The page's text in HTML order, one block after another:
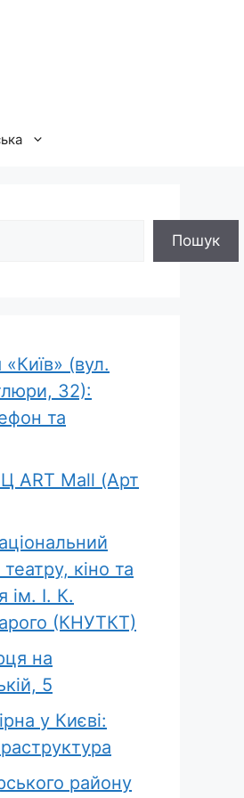
Вулиця Сурікова
перейменована
честь загиблого
міністра
Пошук
(вул.
32):
та
ART Mall (Арт
кіно та
ім. І. К.
(КНУТКТ)
на
5
у Києві:
району